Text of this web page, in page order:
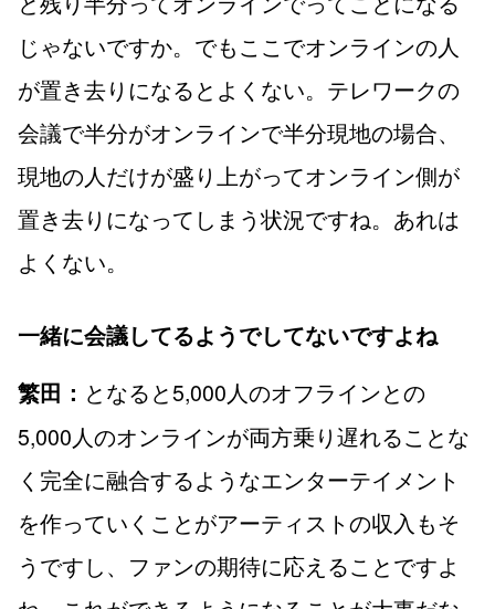
じゃないですか。でもここでオンラインの人
が置き去りになるとよくない。テレワークの
会議で半分がオンラインで半分現地の場合、
現地の人だけが盛り上がってオンライン側が
置き去りになってしまう状況ですね。あれは
よくない。
一緒に会議してるようでしてないですよね
繁田： となると5,000人のオフラインとの
5,000人のオンラインが両方乗り遅れることな
く完全に融合するようなエンターテイメント
を作っていくことがアーティストの収入もそ
うですし、ファンの期待に応えることですよ